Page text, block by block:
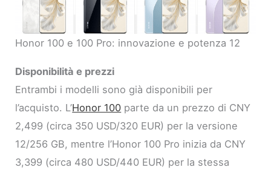
Honor 100 e 100 Pro: innovazione e potenza 12
Disponibilità e prezzi
Entrambi i modelli sono già disponibili per
l’acquisto. L’Honor 100 parte da un prezzo di CNY
2,499 (circa 350 USD/320 EUR) per la versione
12/256 GB, mentre l’Honor 100 Pro inizia da CNY
3,399 (circa 480 USD/440 EUR) per la stessa